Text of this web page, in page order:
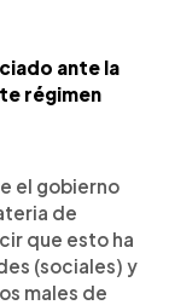
ante la
régimen
el gobierno
de
que esto ha
(sociales) y
males de